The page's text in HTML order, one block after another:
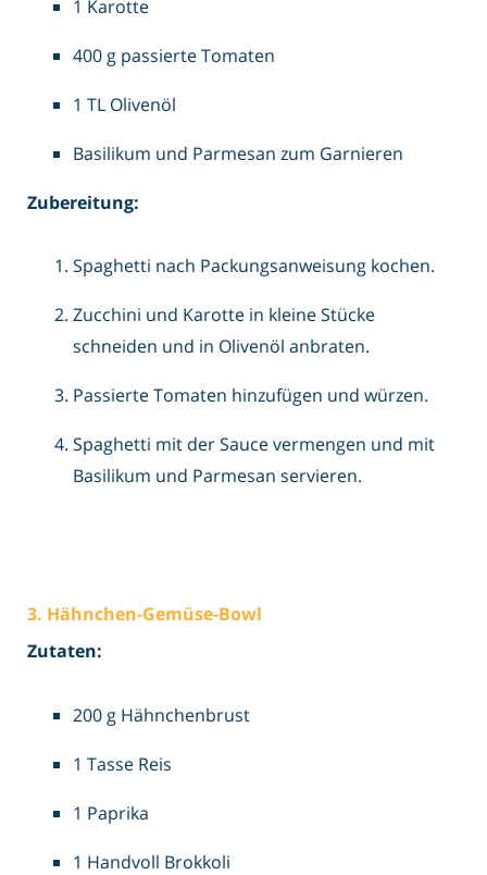
1 Karotte
400 g passierte Tomaten
1 TL Olivenöl
Basilikum und Parmesan zum Garnieren
Zubereitung:
Spaghetti nach Packungsanweisung kochen.
Zucchini und Karotte in kleine Stücke
schneiden und in Olivenöl anbraten.
Passierte Tomaten hinzufügen und würzen.
Spaghetti mit der Sauce vermengen und mit
Basilikum und Parmesan servieren.
3. Hähnchen-Gemüse-Bowl
Zutaten:
200 g Hähnchenbrust
1 Tasse Reis
1 Paprika
1 Handvoll Brokkoli